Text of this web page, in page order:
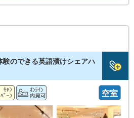
のできる英語漬けシェアハ
空室